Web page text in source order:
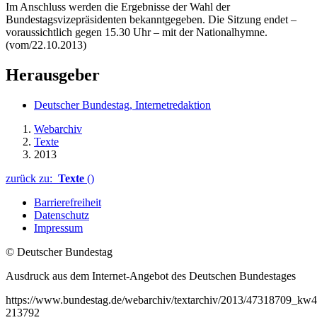
Im Anschluss werden die Ergebnisse der Wahl der
Bundestagsvizepräsidenten bekanntgegeben. Die Sitzung endet –
voraussichtlich gegen 15.30 Uhr – mit der Nationalhymne.
(vom/22.10.2013)
Herausgeber
Deutscher Bundestag, Internetredaktion
Webarchiv
Texte
2013
zurück zu: Texte ()
Barrierefreiheit
Datenschutz
Impressum
© Deutscher Bundestag
Ausdruck aus dem Internet-Angebot des Deutschen Bundestages
https://www.bundestag.de/webarchiv/textarchiv/2013/
213792